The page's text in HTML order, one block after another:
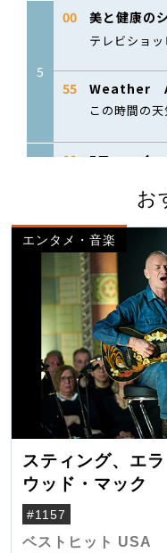
お
エンタメ・音楽
スティング、エ
ウッド・マック
#1157
ベストヒット USA